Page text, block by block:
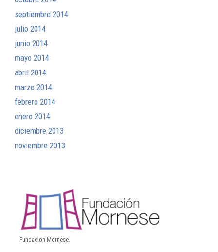
septiembre 2014
julio 2014
junio 2014
mayo 2014
abril 2014
marzo 2014
febrero 2014
enero 2014
diciembre 2013
noviembre 2013
Fundacion Mornese.